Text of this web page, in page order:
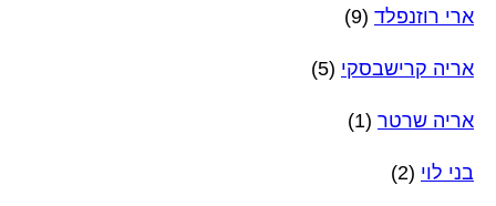
ארי רוזנפלד (9)
אריה קרישבסקי (5)
אריה שרטר (1)
בני לוי (2)